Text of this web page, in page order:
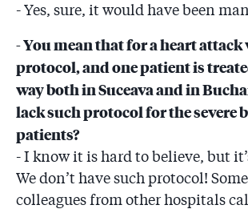
- Yes, sure, it would have been
- You mean that for a heart attack
protocol, and one patient is
way both in Suceava and in
lack such protocol for the severe
patients?
- I know it is hard to believe, but
We don’t have such protocol!
colleagues from other hospitals